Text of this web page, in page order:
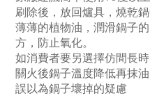
刷除後，放回爐具，燒乾
薄薄的植物油，潤滑鍋子
方，防止氧化。
如消費者要另選擇仿間長
關火後鍋子溫度降低再抹
誤以為鍋子壞掉的疑慮